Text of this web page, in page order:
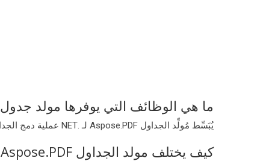
ما هي الوظائف التي يوفرها مولد جدول Aspose.PDF لـ .NET؟
يُبَسِّط مُولِّد الجداول Aspose.PDF لـ .NET عملية دمج الجداول داخل مستندات PDF، مُوَفِّرًا قدرات تنظيمية مُحسَّنة للمحتوى في تطبيقات .NET، بما في ذلك توليد PDF بكفاءة.
كيف يختلف مولد الجداول Aspose.PDF عن Aspose.PDF لـ .NET؟